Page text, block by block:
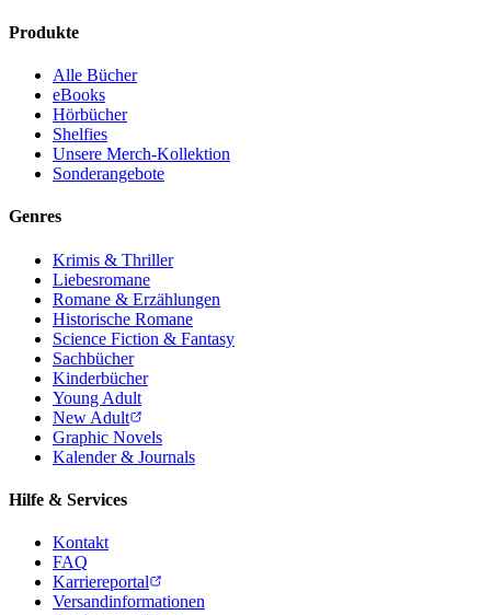
Produkte
Alle Bücher
eBooks
Hörbücher
Shelfies
Unsere Merch-Kollektion
Sonderangebote
Genres
Krimis & Thriller
Liebesromane
Romane & Erzählungen
Historische Romane
Science Fiction & Fantasy
Sachbücher
Kinderbücher
Young Adult
New Adult
Graphic Novels
Kalender & Journals
Hilfe & Services
Kontakt
FAQ
Karriereportal
Versandinformationen